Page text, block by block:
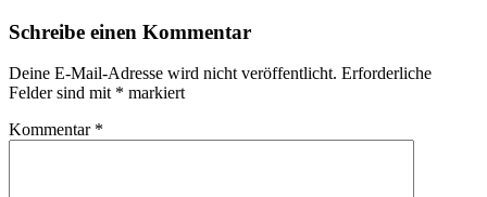
Schreibe einen Kommentar
Deine E-Mail-Adresse wird nicht veröffentlicht. Erforderliche
Felder sind mit * markiert
Kommentar *